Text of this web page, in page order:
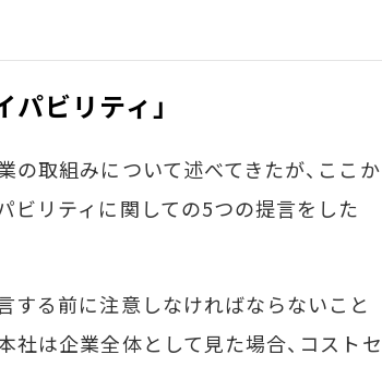
ビリティ」
取組みについて述べてきたが、ここか
ビリティに関しての5つの提言をした
する前に注意しなければならないこと
社は企業全体として見た場合、コストセ